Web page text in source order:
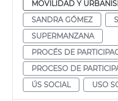
MOVILIDAD Y
SANDRA GÓMEZ
SUPERMANZANA
PROCÉS DE
PROCESO DE
ÚS SOCIAL
USO